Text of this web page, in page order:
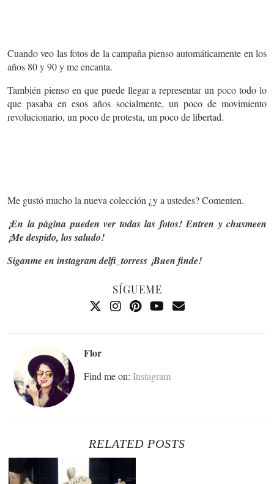
Cuando veo las fotos de la campaña pienso automáticamente en los
años 80 y 90 y me encanta.
También pienso en que puede llegar a representar un poco todo lo
que pasaba en esos años socialmente, un poco de movimiento
revolucionario, un poco de protesta, un poco de libertad.
Me gustó mucho la nueva colección ¿y a ustedes? Comenten.
¡En la página pueden ver todas las fotos! Entren y chusmeen
¡Me despido, los saludo!
Siganme en instagram delfi_torress ¡Buen finde!
SÍGUEME
Flor
Find me on: Instagram
RELATED POSTS